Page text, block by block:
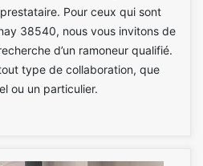
Pour ceux qui sont
38540, nous vous invitons de
d’un ramoneur qualifié.
type de collaboration, que
ou un particulier.